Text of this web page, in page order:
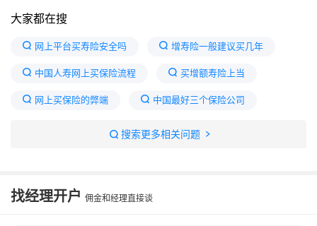
大家都在搜
网上平台买寿险安全吗 增寿险一般建议买几年
中国人寿网上买保险流程 买增额寿险上当
网上买保险的弊端 中国最好三个保险公司
慧择网买保险可靠吗
搜索更多相关问题
找经理开户 佣金和经理直接谈